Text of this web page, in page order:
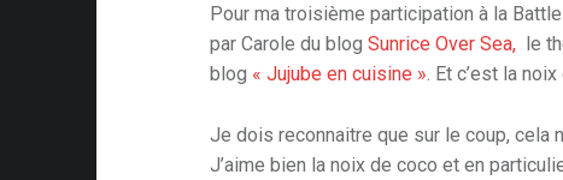
Pour ma troisième participation à la
par Carole du blogSunrice Over Sea, le
blog « Jujube en cuisine » . Et c’est la
Je dois reconnaitre que sur le coup, cela
J’aime bien la noix de coco et en